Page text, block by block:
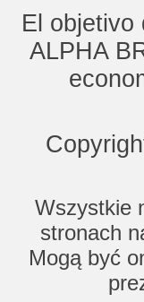
El objetivo
ALPHA
Wszystkie
stronach
Mogą być